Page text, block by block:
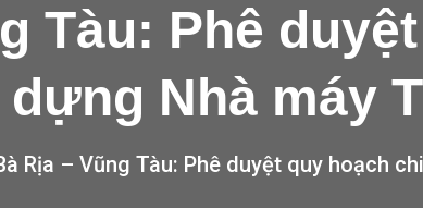
Tàu: Phê
Nhà máy
Rịa – Vũng Tàu: Phê duyệt quy hoạch